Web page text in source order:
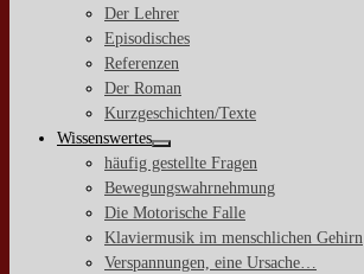
Der Lehrer
Episodisches
Referenzen
Der Roman
Kurzgeschichten/Texte
Wissenswertes
häufig gestellte Fragen
Bewegungswahrnehmung
Die Motorische Falle
Klaviermusik im menschlichen Gehirn
Verspannungen, eine Ursache…